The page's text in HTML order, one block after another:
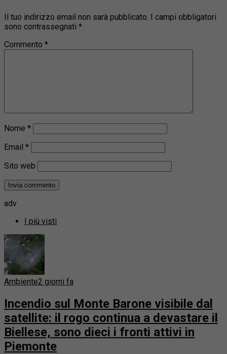
Il tuo indirizzo email non sarà pubblicato. I campi obbligatori
sono contrassegnati *
Commento *
Nome *
Email *
Sito web
adv
I più visti
Ambiente2 giorni fa
Incendio sul Monte Barone visibile dal
satellite: il rogo continua a devastare il
Biellese, sono dieci i fronti attivi in
Piemonte